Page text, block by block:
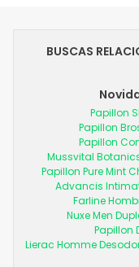
BUSCAS
Papillon
Papillon
Papillon
Mussvital
Papillon Pure Mint
Advancis
Farline
Nuxe Men
Papillon
Lierac Homme